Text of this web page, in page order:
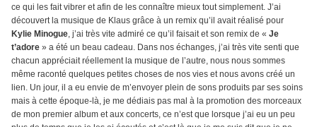
ce qui les fait vibrer et afin de les connaître mieux tout simplement. J’ai
découvert la musique de Klaus grâce à un remix qu’il avait réalisé pour
Kylie Minogue, j’ai très vite admiré ce qu’il faisait et son remix de « Je
t’adore » a été un beau cadeau. Dans nos échanges, j’ai très vite senti que
chacun appréciait réellement la musique de l’autre, nous nous sommes
même raconté quelques petites choses de nos vies et nous avons créé un
lien. Un jour, il a eu envie de m’envoyer plein de sons produits par ses soins
mais à cette époque-là, je me dédiais pas mal à la promotion des morceaux
de mon premier album et aux concerts, ce n’est que lorsque j’ai eu un peu